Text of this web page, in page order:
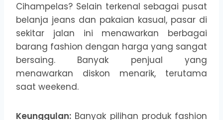
Cihampelas? Selain terkenal sebagai pusat
belanja jeans dan pakaian kasual, pasar di
sekitar jalan ini menawarkan berbagai
barang fashion dengan harga yang sangat
bersaing. Banyak penjual yang
menawarkan diskon menarik, terutama
saat weekend.
Keunggulan: Banyak pilihan produk fashion